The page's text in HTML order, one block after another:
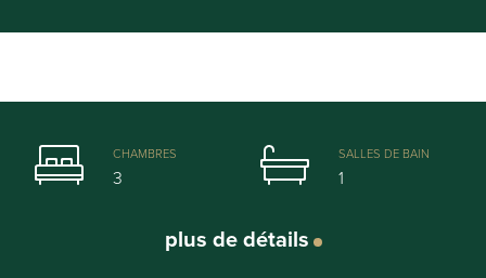
CHAMBRES
3
SALLES DE BAIN
1
plus de détails